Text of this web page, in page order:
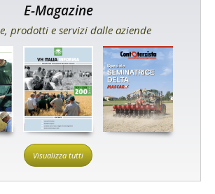
E-Magazine
prodotti e servizi dalle aziende
Visualizza tutti